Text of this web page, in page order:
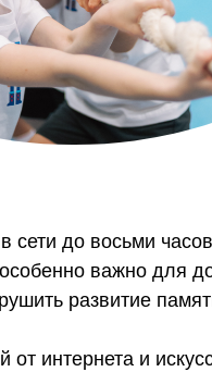
сети до восьми
важно для
развитие
интернета и